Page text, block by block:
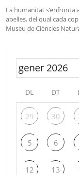
La humanitat s’enfronta
abelles, del qual cada
Museu de Ciències
DL DT
29 30
5 6
12 13